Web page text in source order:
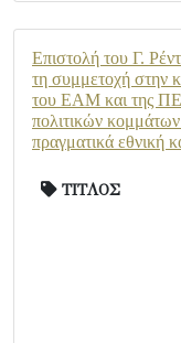
Επιστολή του Γ.
τη συμμετοχή στην
του ΕΑΜ και της
πολιτικών
πραγματικά εθνική
ΤΙΤΛΟΣ